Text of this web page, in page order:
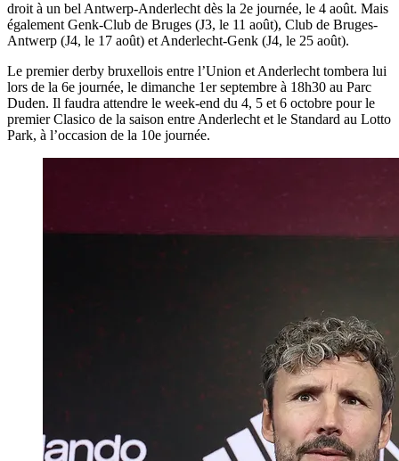
droit à un bel Antwerp-Anderlecht dès la 2e journée, le 4 août. Mais
également Genk-Club de Bruges (J3, le 11 août), Club de Bruges-
Antwerp (J4, le 17 août) et Anderlecht-Genk (J4, le 25 août).
Le premier derby bruxellois entre l’Union et Anderlecht tombera lui
lors de la 6e journée, le dimanche 1er septembre à 18h30 au Parc
Duden. Il faudra attendre le week-end du 4, 5 et 6 octobre pour le
premier Clasico de la saison entre Anderlecht et le Standard au Lotto
Park, à l’occasion de la 10e journée.